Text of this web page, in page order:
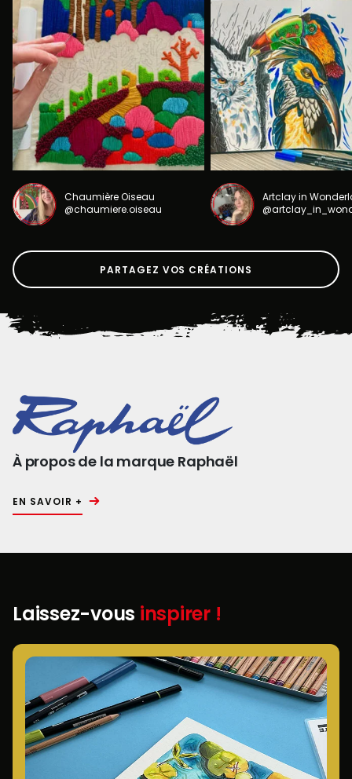
Chaumière Oiseau
@chaumiere.oiseau
Artclay in
PARTAGEZ VOS CRÉATIONS
À propos de la marque Raphaël
EN SAVOIR +
Laissez-vous inspirer !